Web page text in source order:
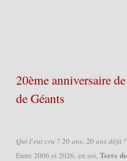
20ème anniversaire
de Géants
𝑄𝑢𝑖 𝑙’𝑒𝑢𝑡 𝑐𝑟𝑢 ? 20 𝑎𝑛𝑠, 20 𝑎𝑛𝑠 𝑑𝑒́𝑗𝑎̀ !
Entre 2006 et 2026, en soi,Terre